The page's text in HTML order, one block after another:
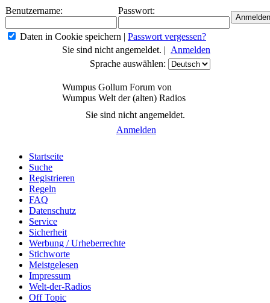
Benutzername: Passwort:
Daten in Cookie speichern | Passwort vergessen?
Sie sind nicht angemeldet. | Anmelden
Sprache auswählen:
Wumpus Gollum Forum von
Wumpus Welt der (alten) Radios
Sie sind nicht angemeldet.
Anmelden
Startseite
Suche
Registrieren
Regeln
FAQ
Datenschutz
Service
Sicherheit
Werbung / Urheberrechte
Stichworte
Meistgelesen
Impressum
Welt-der-Radios
Off Topic